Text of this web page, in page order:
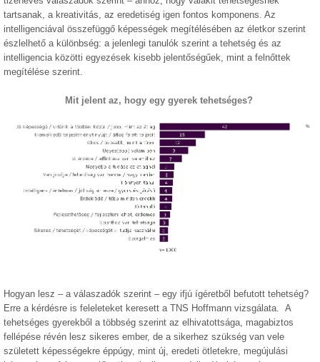
tartsanak, a kreativitás, az eredetiség igen fontos komponens. Az
intelligenciával összefüggő képességek megítélésében az életkor szerint
észlelhető a különbség: a jelenlegi tanulók szerint a tehetség és az
intelligencia közötti egyezések kisebb jelentőségűek, mint a felnőttek
megítélése szerint.
Mit jelent az, hogy egy gyerek tehetséges?
Hogyan lesz – a válaszadók szerint – egy ifjú ígéretből befutott tehetség?
Erre a kérdésre is feleleteket keresett a TNS Hoffmann vizsgálata. A
tehetséges gyerekből a többség szerint az elhivatottsága, magabiztos
fellépése révén lesz sikeres ember, de a sikerhez szükség van vele
született képességekre éppúgy, mint új, eredeti ötletekre, megújulási